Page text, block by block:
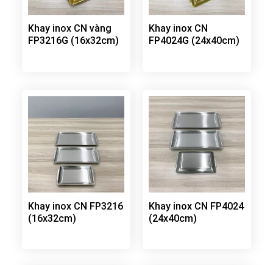
Khay inox CN vàng
FP3216G (16x32cm)
Khay inox CN
FP4024G (24x40cm)
Khay inox CN FP3216
(16x32cm)
Khay inox CN FP4024
(24x40cm)